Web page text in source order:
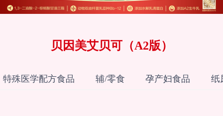
贝因美艾贝可（A2版）
特殊医学配方食品 辅/零食 孕产妇食品 纸